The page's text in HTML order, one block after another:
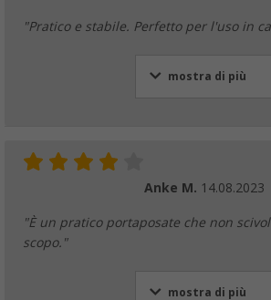
"Pratico e stabile. Perfetto per l'uso in
mostra di più
Anke M. 14.08.2023
"È un pratico portaposate che non
scopo."
mostra di più